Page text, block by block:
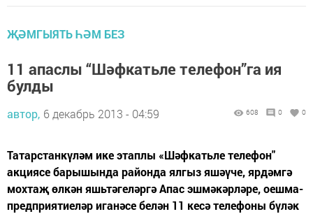
ҖӘМГЫЯТЬ ҺӘМ БЕЗ
11 апаслы “Шәфкатьле телефон”га ия
булды
автор, 6 декабрь 2013 - 04:59 608 0 0
Татарстанкүләм ике этаплы «Шәфкатьле телефон"
акциясе барышында районда ялгыз яшәүче, ярдәмгә
мохтаҗ өлкән яшьтәгеләргә Апас эшмәкәрләре, оешма-
предприятиеләр иганәсе белән 11 кесә телефоны бүләк